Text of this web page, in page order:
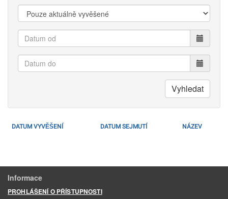
Zobrazit:
Datum
od
Datum
do
Vyhledat
DATUM VYVĚŠENÍ DATUM SEJMUTÍ NÁZEV
Informace
PROHLÁŠENÍ O PŘÍSTUPNOSTI